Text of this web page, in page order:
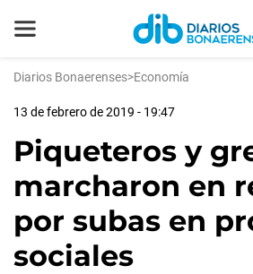
Diarios Bonaerenses>Economía
13 de febrero de 2019 - 19:47
Piqueteros y
marcharon en
por subas en
sociales